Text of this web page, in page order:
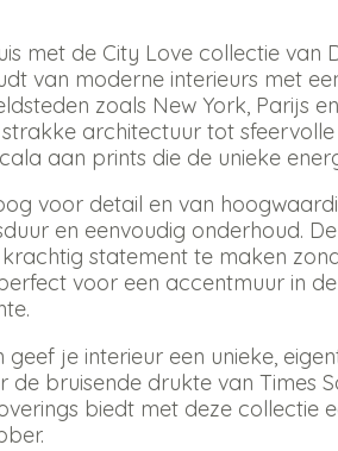
met de City Love collectie van
van moderne interieurs met
zoals New York, Parijs
architectuur tot
aan prints die de unieke
voor detail en van
en eenvoudig onderhoud.
statement te maken
voor een accentmuur in
je interieur een unieke,
de bruisende drukte van Times
biedt met deze collectie